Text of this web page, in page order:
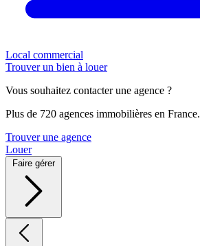
Local commercial
Trouver un bien à louer
Vous souhaitez contacter une agence ?
Plus de 720 agences immobilières en France.
Trouver une agence
Louer
Faire gérer